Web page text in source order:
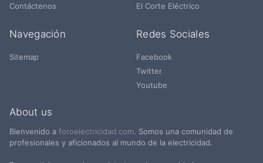
Contáctenos
El Corte Eléctrico
Navegación
Sitemap
Redes Sociales
Facebook
Twitter
Youtube
About us
Bienvenido a foroelectricidad.com. Somos una comunidad de
profesionales y aficionados al mundo de la electricidad.